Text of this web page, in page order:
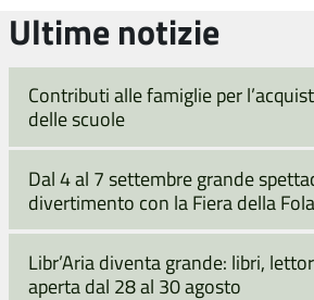
Ultime notizie
Contributi alle famiglie per
delle scuole
Dal 4 al 7 settembre grande
divertimento con la Fiera della Fola
Libr’Aria diventa grande: libri,
aperta dal 28 al 30 agosto